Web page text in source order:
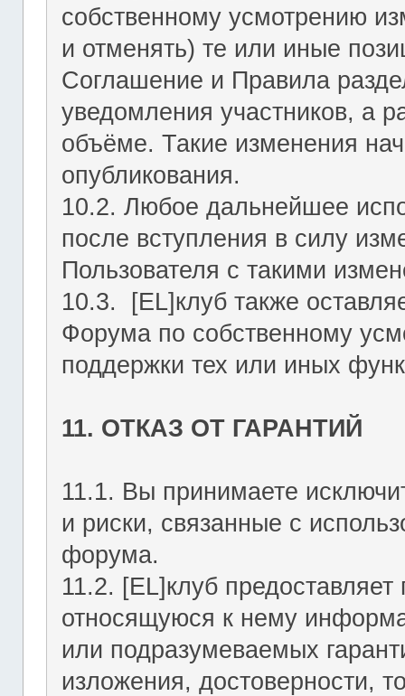
собственному усмотрению
и отменять) те или иные
Соглашение и Правила
уведомления участников, а
объёме. Такие изменения
опубликования.
10.2. Любое дальнейшее
после вступления в силу
Пользователя с такими
10.3. [EL]клуб также
Форума по собственному
поддержки тех или иных
11. ОТКАЗ ОТ ГАРАНТИЙ
11.1. Вы принимаете
и риски, связанные с
форума.
11.2. [EL]клуб
относящуюся к нему
или подразумеваемых
изложения, достоверности,